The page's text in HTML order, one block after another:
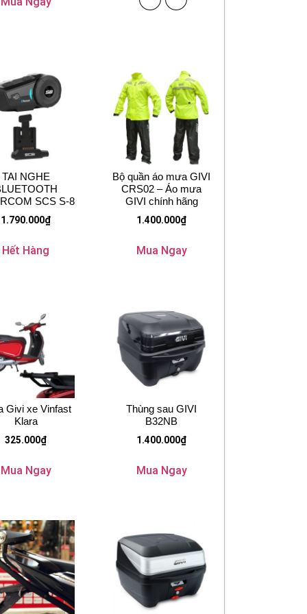
TAI NGHE
SCS S-8
1.790.000₫
Hết Hàng
Bộ quần áo mưa GIVI
CRS02 – Áo mưa
GIVI chính hãng
1.400.000₫
Mua Ngay
Givi xe Vinfast
Klara
325.000₫
Mua Ngay
Thùng sau GIVI
B32NB
1.400.000₫
Mua Ngay